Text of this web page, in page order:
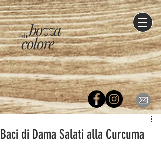
di
colore
bozza
Baci di Dama Salati alla Curcuma